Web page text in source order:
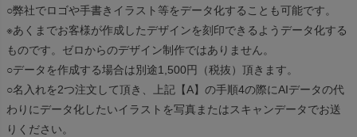
○弊社でロゴや手書きイラスト等をデータ化することも可能です。
※あくまでお客様が作成したデザインを刻印できるようデータ化する
ものです。ゼロからのデザイン制作ではありません。
○データを作成する場合は別途1,500円（税抜）頂きます。
○名入れを2つ注文して頂き、上記【A】の手順4の際にAIデータの代
わりにデータ化したいイラストを写真またはスキャンデータでお送
りください。